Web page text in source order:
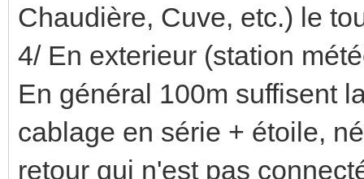
Chaudière, Cuve, etc.) le
4/ En exterieur (station
En général 100m suffisent
cablage en série + étoile,
retour qui n'est pas